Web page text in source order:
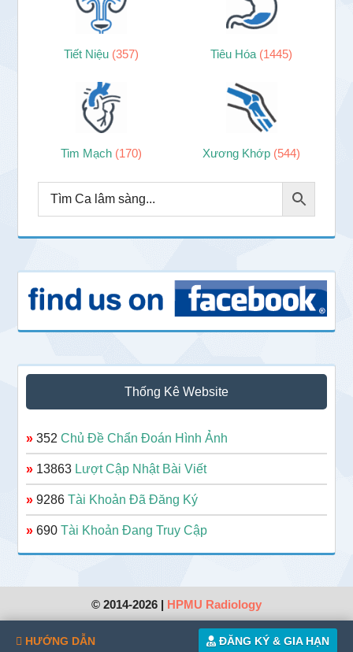
Tiết Niệu (357) Tiêu Hóa (1445)
Tim Mạch (170) Xương Khớp (544)
Thống Kê Website
» 352Chủ Đề Chẩn Đoán Hình Ảnh
» 13863 Lượt Cập Nhật Bài Viết
» 9286Tài Khoản Đã Đăng Ký
» 690Tài Khoản Đang Truy Cập
© 2014-2026 | HPMU Radiology
HƯỚNG DẪN ĐĂNG KÝ & GIA HẠN